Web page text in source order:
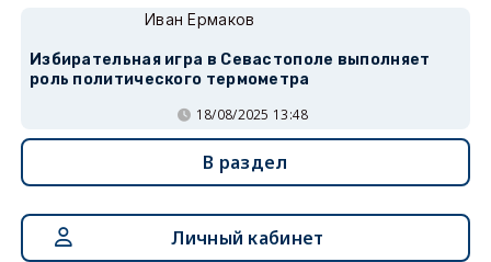
Иван Ермаков
Избирательная игра в Севастополе выполняет
роль политического термометра
18/08/2025 13:48
В раздел
Личный кабинет